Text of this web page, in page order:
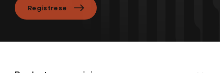
Regístrese